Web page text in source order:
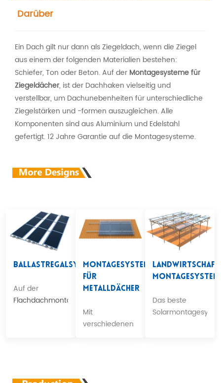
Darüber
Ein Dach gilt nur dann als Ziegeldach, wenn die Ziegel
aus einem der folgenden Materialien bestehen:
Schiefer, Ton oder Beton. Auf der Montagesysteme für
Ziegeldächer, ist der Dachhaken vielseitig und
verstellbar, um Dachunebenheiten für unterschiedliche
Ziegelstärken und -formen auszugleichen. Alle
Komponenten sind aus Aluminium und Edelstahl
gefertigt. 12 Jahre Garantie auf die Montagesysteme.
Ballastregalsystem
Auf der
Flachdachmontage
Montagesystem
Für
Metalldächer
Mit
verschiedenen
Montagesystem
Das beste